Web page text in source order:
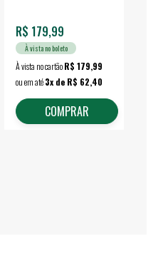
R$ 179,99
À vista no boleto
À vista no cartãoR$ 179,99
ou em até3x de R$ 62,40
COMPRAR